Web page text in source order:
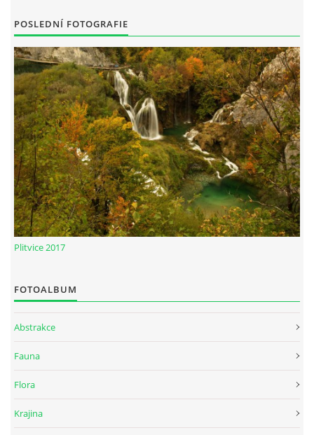
POSLEDNÍ FOTOGRAFIE
Plitvice 2017
FOTOALBUM
Abstrakce
Fauna
Flora
Krajina